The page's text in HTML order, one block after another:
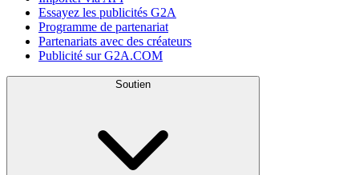
Essayez les publicités G2A
Programme de partenariat
Partenariats avec des créateurs
Publicité sur G2A.COM
Soutien